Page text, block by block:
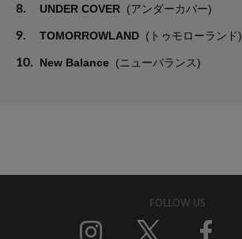
8. UNDER COVER (アンダーカバー)
9. TOMORROWLAND (トゥモローランド)
10. New Balance (ニューバランス)
FOLLOW US